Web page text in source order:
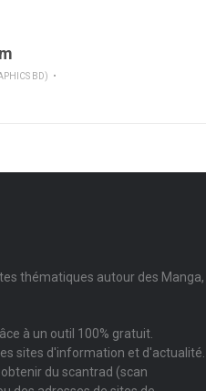
BD)
thématiques autour des Manga,
à un outil 100% gratuit.
sites d'information et d'actualité.
du scantrad (scan